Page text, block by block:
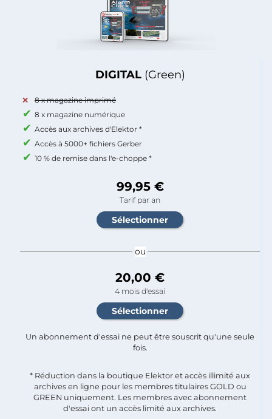
DIGITAL (Green)
8 x magazine imprimé
8 x magazine numérique
Accès aux archives d'Elektor *
Accès à 5000+ fichiers Gerber
10 % de remise dans l'e-choppe *
99,95 €
Tarif par an
ou
20,00 €
4 mois d'essai
Un abonnement d'essai ne peut être souscrit qu'une seule
fois.​
* Réduction dans la boutique Elektor et accès illimité aux
archives en ligne pour les membres titulaires GOLD ou
GREEN uniquement. Les membres avec abonnement
d'essai ont un accès limité aux archives.